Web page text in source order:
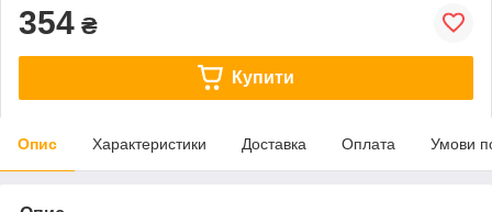
354 ₴
Купити
Опис Характеристики Доставка Оплата Умови